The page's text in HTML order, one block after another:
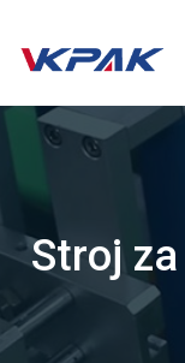
Preskoči
Stroj